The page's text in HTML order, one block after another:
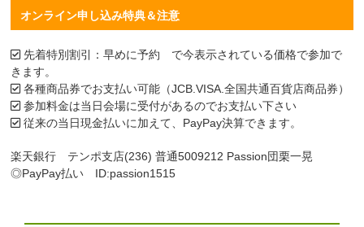
オンライン申し込み特典＆注意
先着特別割引：早めに予約 で今表示されている価格で参加で
きます。
各種商品券でお支払い可能（JCB.VISA.全国共通百貨店商品券）
参加料金は当日会場に受付があるのでお支払い下さい
従来の当日現金払いに加えて、PayPay決算できます。
楽天銀行 テンポ支店(236) 普通5009212 Passion団栗一晃
◎PayPay払い ID:passion1515